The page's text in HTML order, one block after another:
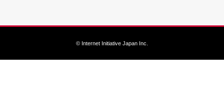
© Internet Initiative Japan Inc.